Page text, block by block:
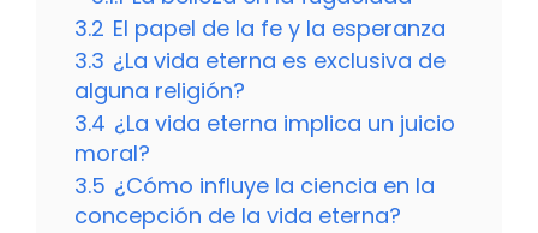
3.2 El papel de la fe y la esperanza
3.3 ¿La vida eterna es exclusiva de
alguna religión?
3.4 ¿La vida eterna implica un juicio
moral?
3.5 ¿Cómo influye la ciencia en la
concepción de la vida eterna?